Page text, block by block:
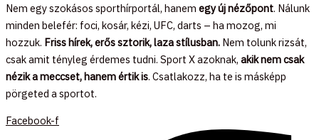
Nem egy szokásos sporthírportál, hanem egy új nézőpont. Nálunk
minden belefér: foci, kosár, kézi, UFC, darts – ha mozog, mi
hozzuk. Friss hírek, erős sztorik, laza stílusban. Nem tolunk rizsát,
csak amit tényleg érdemes tudni. Sport X azoknak, akik nem csak
nézik a meccset, hanem értik is. Csatlakozz, ha te is másképp
pörgeted a sportot.
Facebook-f